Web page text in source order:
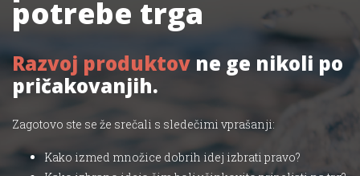
potrebe trga
Razvoj produktov ne ge nikoli po
pričakovanjih.
Zagotovo ste se že srečali s sledečimi vprašanji:
Kako izmed množice dobrih idej izbrati pravo?